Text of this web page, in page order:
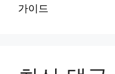
가이드